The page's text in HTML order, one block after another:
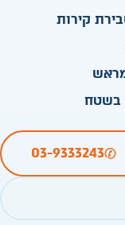
קירות
בשטח
✆
03-9333243